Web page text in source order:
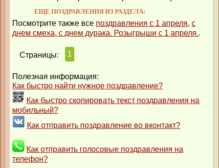
ЕЩЕ ПОЗДРАВЛЕНИЯ ИЗ РАЗДЕЛА:
Посмотрите также все поздравления с 1 апреля, с
днем смеха, с днем дурака. Розыгрыши с 1 апреля..
Страницы: 1
Полезная информация:
Как быстро найти нужное поздравление?
Как быстро скопировать текст поздравления на
мобильный?
Как отправить поздравление во вконтакт?
Как отправить голосовые поздравления на
телефон?